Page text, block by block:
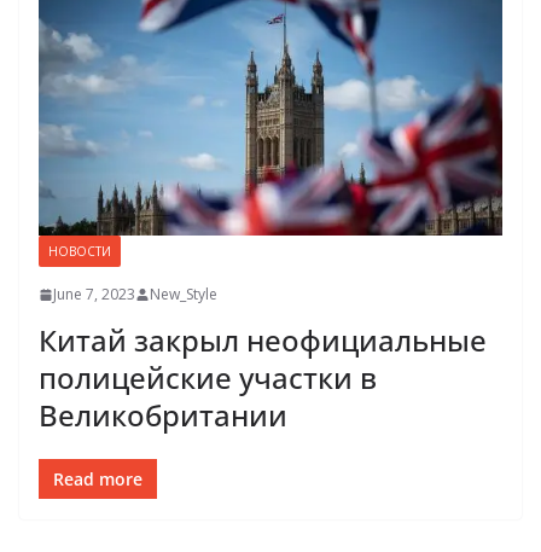
НОВОСТИ
June 7, 2023 New_Style
Китай закрыл неофициальные
полицейские участки в
Великобритании
Read more